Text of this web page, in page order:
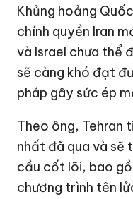
Khủng hoảng
chính quyền Iran
và Israel chưa thể
sẽ càng khó đạt
pháp gây sức ép
Theo ông, Tehran
nhất đã qua và sẽ
cầu cốt lõi, bao
chương trình tên